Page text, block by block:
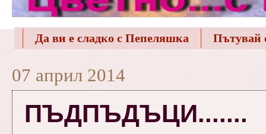
Да ви е сладко с Пепеляшка Пътувай
07 април 2014
ПЪДПЪДЪЦИ.......